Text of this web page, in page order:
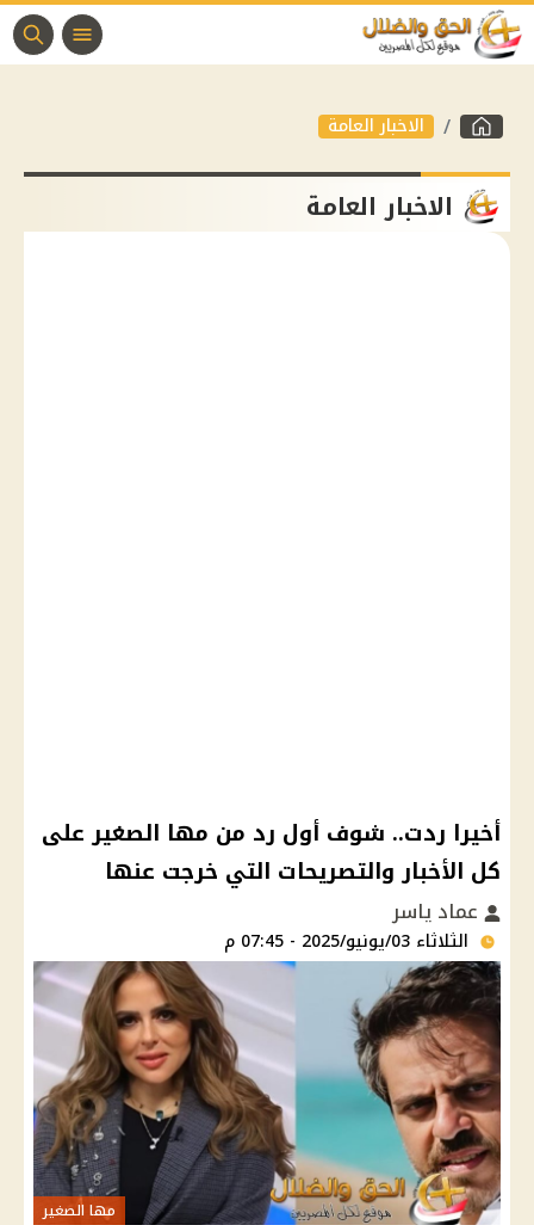
الاخبار العامة
الاخبار العامة
أخيرا ردت.. شوف أول رد من مها الصغير على
كل الأخبار والتصريحات التي خرجت عنها
عماد ياسر
الثلاثاء 03/يونيو/2025 - 07:45 م
مها الصغير